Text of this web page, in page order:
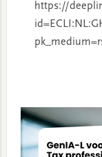
https://
Sidebar